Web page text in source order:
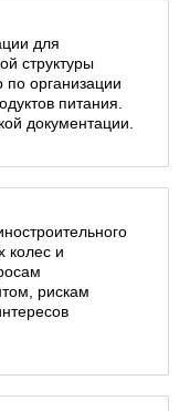
для
структуры
организации
питания.
документации.
колес и
рискам